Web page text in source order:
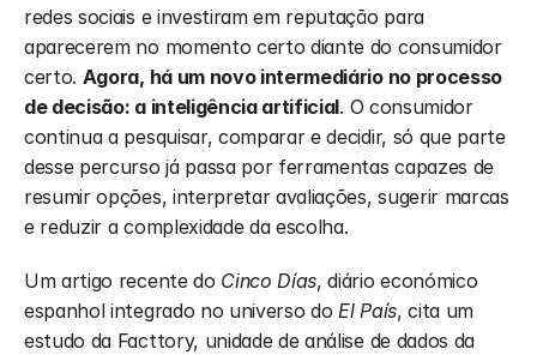
redes sociais e investiram em reputação para
aparecerem no momento certo diante do consumidor
certo. Agora, há um novo intermediário no processo
de decisão: a inteligência artificial. O consumidor
continua a pesquisar, comparar e decidir, só que parte
desse percurso já passa por ferramentas capazes de
resumir opções, interpretar avaliações, sugerir marcas
e reduzir a complexidade da escolha.
Um artigo recente do Cinco Días, diário económico
espanhol integrado no universo do El País, cita um
estudo da Facttory, unidade de análise de dados da